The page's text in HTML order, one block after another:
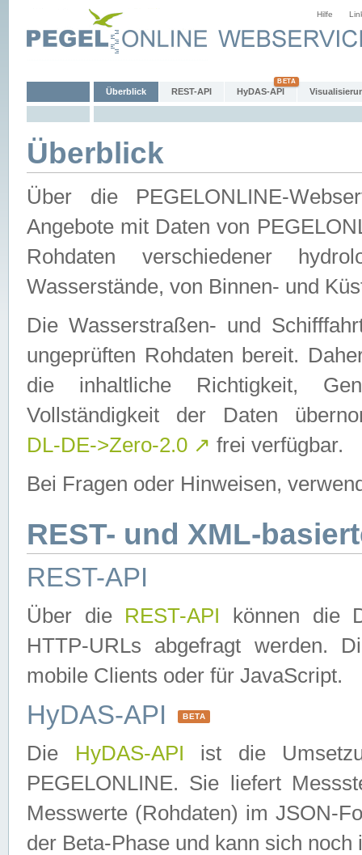
Hilfe
Überblick REST-API HyDAS-API
Überblick
Über die PEGELONLINE-
Angebote mit Daten von
Rohdaten verschiedener
Wasserstände, von Binnen- und
Die Wasserstraßen- und
ungeprüften Rohdaten bereit.
die inhaltliche Richtigkeit,
Vollständigkeit der Daten
DL-DE->Zero-2.0 ↗ frei verfügbar.
Bei Fragen oder Hinweisen,
REST- und XML-
REST-API
Über die REST-API können die
HTTP-URLs abgefragt werden.
mobile Clients oder für JavaScript.
HyDAS-API BETA
Die HyDAS-API ist die
PEGELONLINE. Sie liefert
Messwerte (Rohdaten) im JSON-
der Beta-Phase und kann sich noch